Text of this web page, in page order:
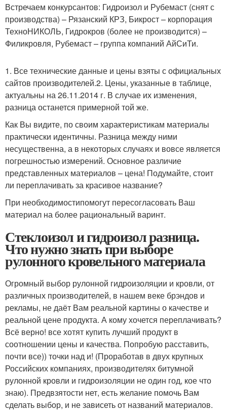
Встречаем конкурсантов: Гидроизол и Рубемаст (снят с
производства) – Рязанский КРЗ, Бикрост – корпорация
ТехноНИКОЛЬ, Гидрокров (более не производится) –
Филикровля, Рубемаст – группа компаний АйСиТи.
1. Все технические данные и цены взяты с официальных
сайтов производителей.2. Цены, указанные в таблице,
актуальны на 26.11.2014 г. В случае их изменения,
разница останется примерной той же.
Как Вы видите, по своим характеристикам материалы
практически идентичны. Разница между ними
несущественна, а в некоторых случаях и вовсе является
погрешностью измерений. Основное различие
представленных материалов – цена! Подумайте, стоит
ли переплачивать за красивое название?
При необходимостипомогут пересогласовать Ваш
материал на более рациональный варинт.
Стеклоизол и гидроизол разница.
Что нужно знать при выборе
рулонного кровельного материала
Огромный выбор рулонной гидроизоляции и кровли, от
различных производителей, в нашем веке брэндов и
рекламы, не даёт Вам реальной картины о качестве и
реальной цене продукта. А кому хочется переплачивать?
Всё верно! все хотят купить лучший продукт в
соотношении цены и качества. Попробую расставить,
почти все)) точки над и! (Проработав в двух крупных
Российских компаниях, производителях битумной
рулонной кровли и гидроизоляции не один год, кое что
знаю). Предвзятости нет, есть желание помочь Вам
сделать выбор, и не зависеть от названий материалов.